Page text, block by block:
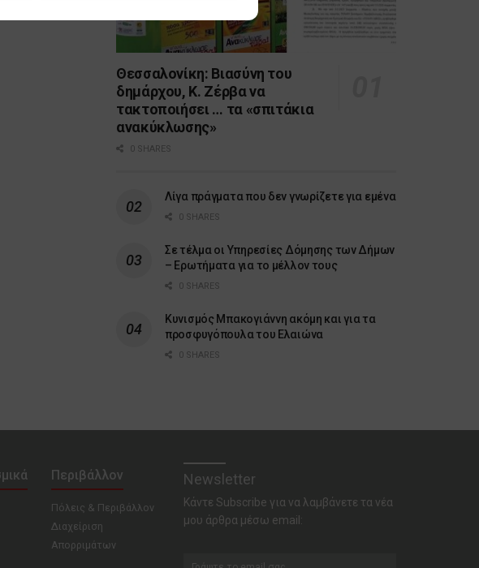
Θεσσαλονίκη: Βιασύνη του
δημάρχου, Κ. Ζέρβα να
τακτοποιήσει … τα «σπιτάκια
ανακύκλωσης»
0 SHARES
Λίγα πράγματα που δεν γνωρίζετε για εμένα
0 SHARES
Σε τέλμα οι Υπηρεσίες Δόμησης των Δήμων
– Ερωτήματα για το μέλλον τους
0 SHARES
Κυνισμός Μπακογιάννη ακόμη και για τα
προσφυγόπουλα του Ελαιώνα
0 SHARES
Περιβάλλον
Πόλεις & Περιβάλλον
Διαχείριση
Απορριμάτων
Newsletter
Κάντε Subscribe για να λαμβάνετε τα νέα
μου άρθρα μέσω email: